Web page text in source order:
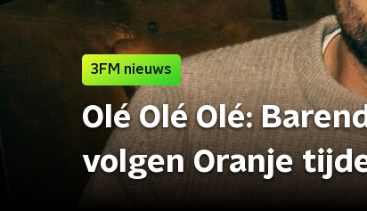
3FM nieuws
Olé Olé Olé:
volgen Oranje